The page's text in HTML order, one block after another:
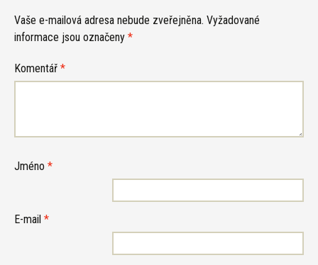
příspěvky
Vaše e-mailová adresa nebude zveřejněna. Vyžadované
informace jsou označeny *
Komentář *
Jméno *
E-mail *